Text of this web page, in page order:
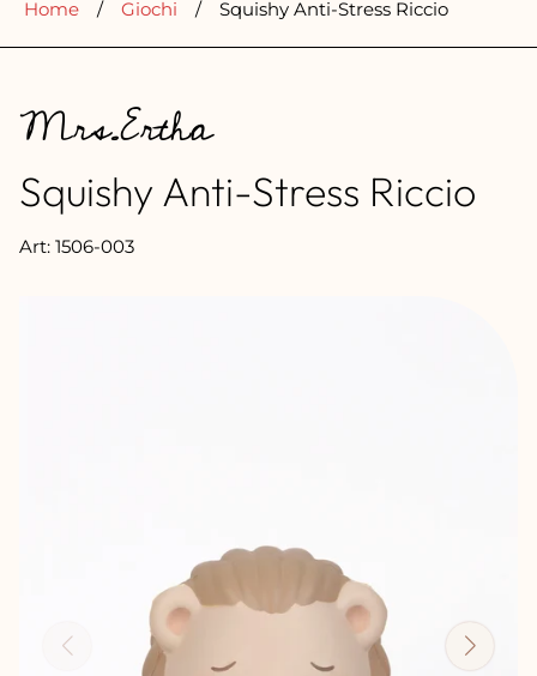
Home / Giochi / Squishy Anti-Stress Riccio
Mrs.Ertha
Squishy Anti-Stress Riccio
Art: 1506-003